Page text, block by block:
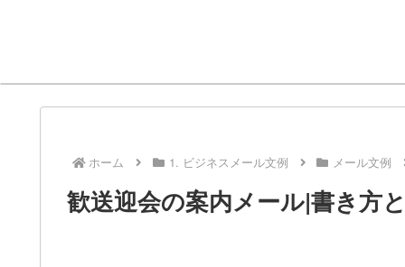
ホーム 1. ビジネスメール文例 メール文例
歓送迎会の案内メール|書き方